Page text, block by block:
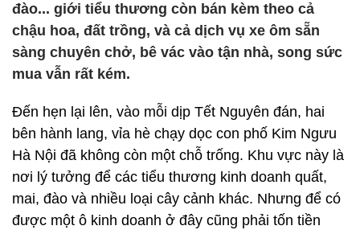
đào... giới tiểu thương còn bán kèm theo cả
chậu hoa, đất trồng, và cả dịch vụ xe ôm sẵn
sàng chuyên chở, bê vác vào tận nhà, song sức
mua vẫn rất kém.
Đến hẹn lại lên, vào mỗi dịp Tết Nguyên đán, hai
bên hành lang, vỉa hè chạy dọc con phố Kim Ngưu
Hà Nội đã không còn một chỗ trống. Khu vực này là
nơi lý tưởng để các tiểu thương kinh doanh quất,
mai, đào và nhiều loại cây cảnh khác. Nhưng để có
được một ô kinh doanh ở đây cũng phải tốn tiền